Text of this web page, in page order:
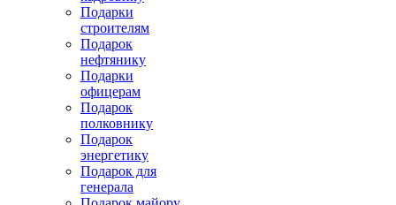
Подарки
строителям
Подарок
нефтянику
Подарки
офицерам
Подарок
полковнику
Подарок
энергетику
Подарок для
генерала